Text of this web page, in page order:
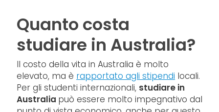
Quanto costa
studiare in Australia?
Il costo della vita in Australia è molto
elevato, ma è rapportato agli stipendi locali.
Per gli studenti internazionali, studiare in
Australia può essere molto impegnativo dal